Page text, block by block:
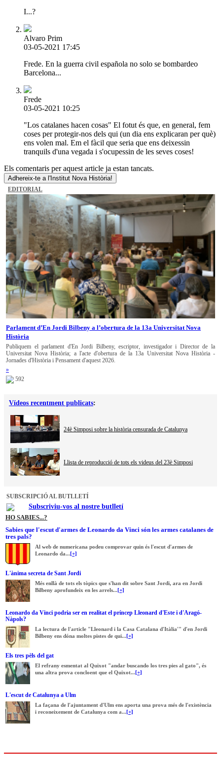
I...?
Alvaro Prim
03-05-2021 17:45
Frede. En la guerra civil española no solo se bombardeo
Barcelona...
Frede
03-05-2021 10:25
"Los catalanes hacen cosas" El fotut és que, en general, fem
coses per protegir-nos dels qui (un dia ens explicaran per què)
ens volen mal. Em el fàcil que seria que ens deixessin
tranquils d'una vegada i s'ocupessin de les seves coses!
Els comentaris per aquest article ja estan tancats.
Adhereix-te a l'Institut Nova Història!
EDITORIAL
Parlament d’En Jordi Bilbeny a l’obertura de la 13a Universitat Nova
Història
Publiquem el parlament d'En Jordi Bilbeny, escriptor, investigador i Director de la
Universitat Nova Història; a l'acte d'obertura de la 13a Universitat Nova Història -
Jornades d'Història i Pensament d'aquest 2026.
»
592
Vídeos recentment publicats:
24è Simposi sobre la història censurada de Catalunya
Llista de reproducció de tots els videus del 23è Simposi
SUBSCRIPCIÓ AL BUTLLETÍ
Subscriviu-vos al nostre butlletí
HO SABIES...?
Sabies que l'escut d'armes de Leonardo da Vinci són les armes catalanes de
tres pals?
Al web de numericana podeu comprovar quin és l'escut d'armes de
Leonardo da... [+]
L'ànima secreta de Sant Jordi
Més enllà de tots els tòpics que s'han dit sobre Sant Jordi, ara en Jordi
Bilbeny aprofundeix en les arrels... [+]
Leonardo da Vinci podria ser en realitat el príncep Lleonard d'Este i d'Aragó-
Nàpols?
La lectura de l'article "Lleonard i la Casa Catalana d'Itàlia'" d'en Jordi
Bilbeny ens dóna moltes pistes de qui... [+]
Els tres pèls del gat
El refrany esmentat al Quixot "andar buscando los tres pies al gato", és
una altra prova concloent que el Quixot... [+]
L'escut de Catalunya a Ulm
La façana de l'ajuntament d'Ulm ens aporta una prova més de l'existència
i reconeixement de Catalunya com a... [+]